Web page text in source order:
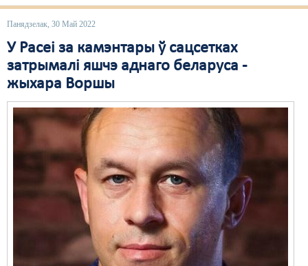
Панядзелак, 30 Май 2022
У Расеі за камэнтары ў сацсетках
затрымалі яшчэ аднаго беларуса -
жыхара Воршы
Рознае
Свабода слова
Суд
Сьмяротнае пакараньне
Правы працоўных
Сацыяльныя правы